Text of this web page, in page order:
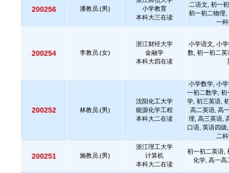
200256 潘教员.(男)
小学教育
本科大三在读
二语文, 初一
初一初二物理,
一
200254 李教员.(女)
浙江财经大学
金融学
本科大四在读
小学语文, 小
数, 初一初二
200252 林教员.(男)
沈阳化工大学
能源化学工程
本科大二在读
小学数学, 小
一初二数学, 初
学, 初三英语,
高二英语, 高
理, 高三英语,
口语, 英语四级
二
200251 施教员.(男)
浙江理工大学
计算机
本科大二在读
初一初二英语,
化学, 高一高